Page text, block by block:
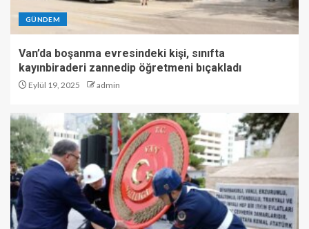
GÜNDEM
Van’da boşanma evresindeki kişi, sınıfta
kayınbiraderi zannedip öğretmeni bıçakladı
Eylül 19, 2025 admin